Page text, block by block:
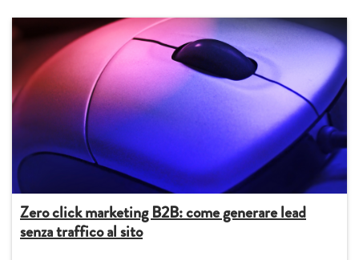
Zero click marketing B2B: come generare lead
senza traffico al sito